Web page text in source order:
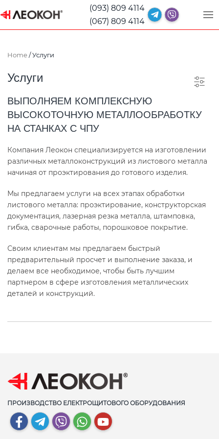
(093) 809 4114
(067) 809 4114
Home/ Услуги
Услуги
ВЫПОЛНЯЕМ КОМПЛЕКСНУЮ
ВЫСОКОТОЧНУЮ МЕТАЛЛООБРАБОТКУ
НА СТАНКАХ С ЧПУ
Компания Леокон специализируется на изготовлении
различных металлоконструкций из листового металла
начиная от проэктирования до готового изделия.
Мы предлагаем услуги на всех этапах обработки
листового металла: проэктирование, конструкторская
документация, лазерная резка металла, штамповка,
гибка, сварочные работы, порошковое покрытие.
Своим клиентам мы предлагаем быстрый
предварительный просчет и выполнение заказа, и
делаем все необходимое, чтобы быть лучшим
партнером в сфере изготовления металлических
деталей и конструкций.
ПРОИЗВОДСТВО ЕЛЕКТРОЩИТОВОГО ОБОРУДОВАНИЯ